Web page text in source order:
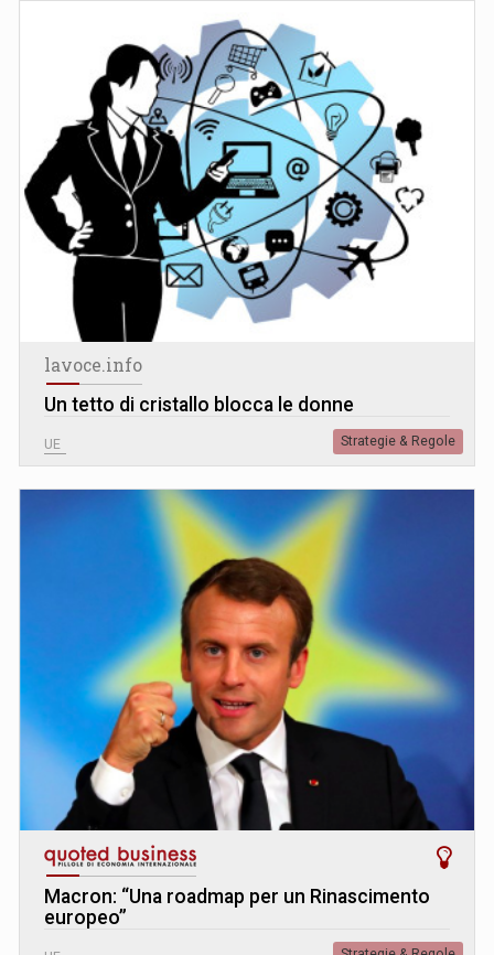
lavoce.info
Un tetto di cristallo blocca le donne
UE Strategie & Regole
Macron: “Una roadmap per un Rinascimento
europeo”